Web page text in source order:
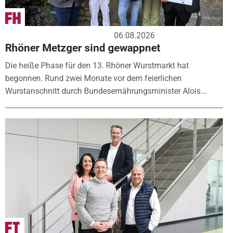
06.08.2026
Rhöner Metzger sind gewappnet
Die heiße Phase für den 13. Rhöner Wurstmarkt hat
begonnen. Rund zwei Monate vor dem feierlichen
Wurstanschnitt durch Bundesernährungsminister Alois...